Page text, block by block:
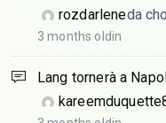
rozdarleneda
3 months oldin
Lang tornerà a